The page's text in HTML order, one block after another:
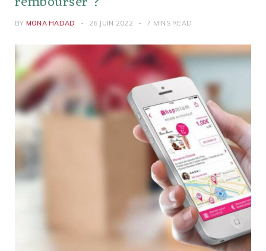
BY MONA HADAD 26 JUIN 2022 7 MINS READ